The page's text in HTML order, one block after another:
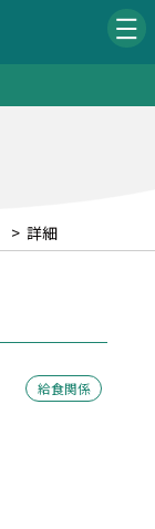
> 詳細
給食関係